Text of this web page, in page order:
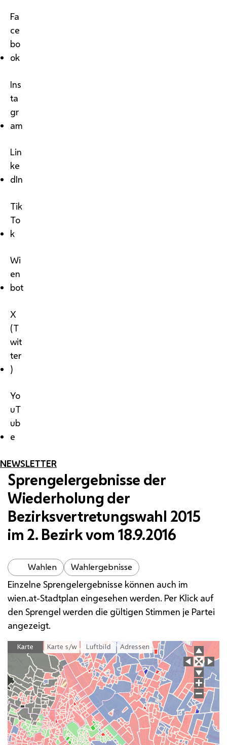
Fa
ce
bo
ok
Ins
ta
gr
am
Lin
ke
dIn
Tik
To
k
Wi
en
bot
X
(T
wit
ter
)
Yo
uT
ub
e
NEWSLETTER
Sprengelergebnisse der
Wiederholung der
Bezirksvertretungswahl 2015
im 2. Bezirk vom 18.9.2016
Wahlen Wahlergebnisse
Einzelne Sprengelergebnisse können auch im
wien.at-Stadtplan eingesehen werden. Per Klick auf
den Sprengel werden die gültigen Stimmen je Partei
angezeigt.